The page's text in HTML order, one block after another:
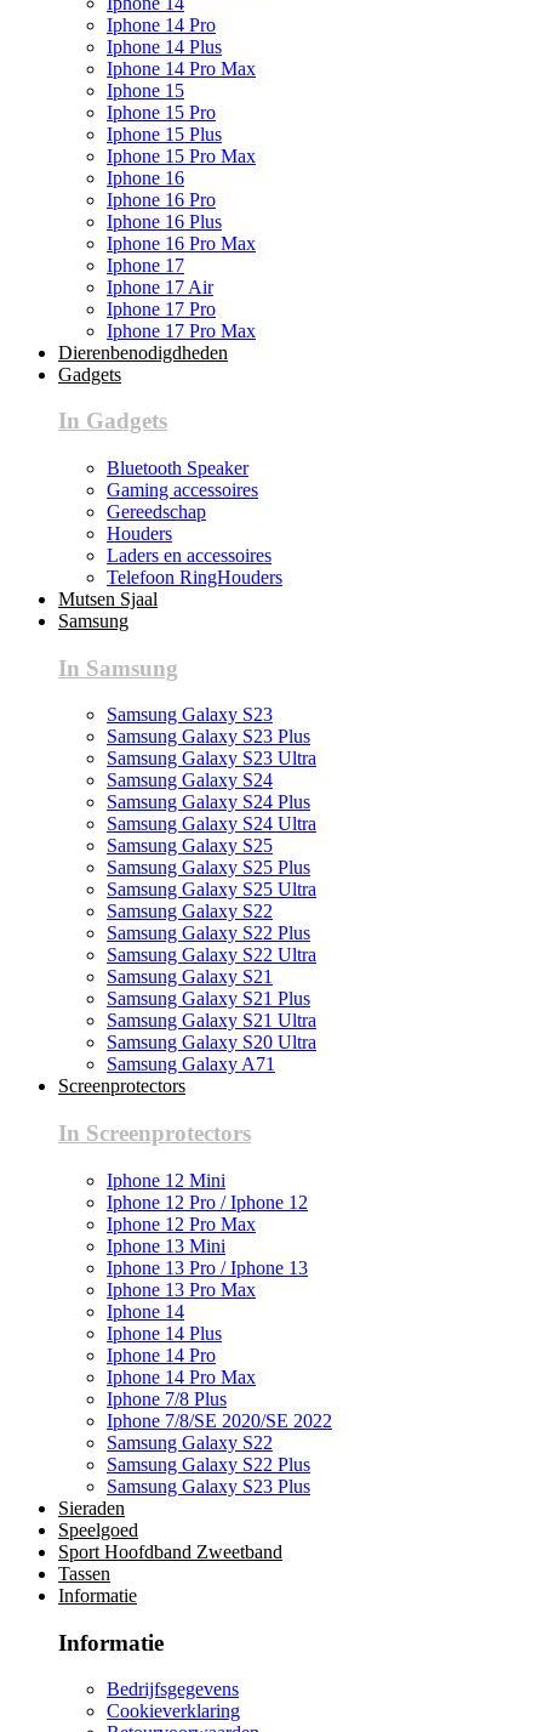
Iphone 14 Pro
Iphone 14 Plus
Iphone 14 Pro Max
Iphone 15
Iphone 15 Pro
Iphone 15 Plus
Iphone 15 Pro Max
Iphone 16
Iphone 16 Pro
Iphone 16 Plus
Iphone 16 Pro Max
Iphone 17
Iphone 17 Air
Iphone 17 Pro
Iphone 17 Pro Max
Dierenbenodigdheden
Gadgets
In Gadgets
Bluetooth Speaker
Gaming accessoires
Gereedschap
Houders
Laders en accessoires
Telefoon RingHouders
Mutsen Sjaal
Samsung
In Samsung
Samsung Galaxy S23
Samsung Galaxy S23 Plus
Samsung Galaxy S23 Ultra
Samsung Galaxy S24
Samsung Galaxy S24 Plus
Samsung Galaxy S24 Ultra
Samsung Galaxy S25
Samsung Galaxy S25 Plus
Samsung Galaxy S25 Ultra
Samsung Galaxy S22
Samsung Galaxy S22 Plus
Samsung Galaxy S22 Ultra
Samsung Galaxy S21
Samsung Galaxy S21 Plus
Samsung Galaxy S21 Ultra
Samsung Galaxy S20 Ultra
Samsung Galaxy A71
Screenprotectors
In Screenprotectors
Iphone 12 Mini
Iphone 12 Pro / Iphone 12
Iphone 12 Pro Max
Iphone 13 Mini
Iphone 13 Pro / Iphone 13
Iphone 13 Pro Max
Iphone 14
Iphone 14 Plus
Iphone 14 Pro
Iphone 14 Pro Max
Iphone 7/8 Plus
Iphone 7/8/SE 2020/SE 2022
Samsung Galaxy S22
Samsung Galaxy S22 Plus
Samsung Galaxy S23 Plus
Sieraden
Speelgoed
Sport Hoofdband Zweetband
Tassen
Informatie
Informatie
Bedrijfsgegevens
Cookieverklaring